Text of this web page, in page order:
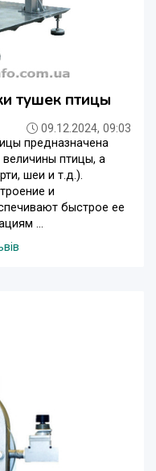
тушек птицы
09.12.2024, 09:03
предназначена
птицы, а
шеи и т.д.).
и
быстрое ее
...